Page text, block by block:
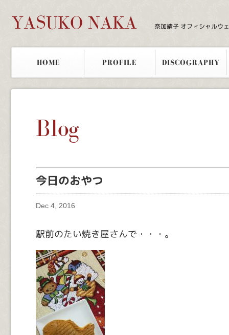
YASUKO NAKA 奈加靖子 オフィシャルウ
HOME PROFILE DISCOGRAPHY
Blog
今日のおやつ
Dec 4, 2016
駅前のたい焼き屋さんで・・・。